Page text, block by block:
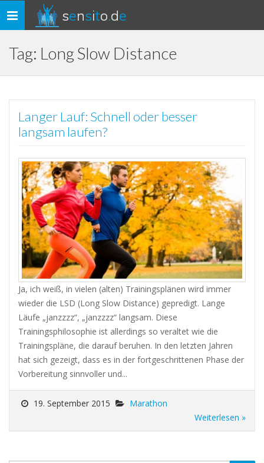
Toggle
navigation
sensito.de
Tag: Long Slow Distance
Langer Lauf: Schnell oder besser
langsam laufen?
Ja, ich weiß, in vielen (alten) Trainingsplänen wird immer
wieder die LSD (Long Slow Distance) gepredigt. Lange
Läufe „janzzzz“, „janzzzz“ langsam. Diese
Trainingsphilosophie ist allerdings so veraltet wie die
Trainingspläne, die darauf beruhen. In den letzten Jahren
hat sich gezeigt, dass es in der fortgeschrittenen Phase der
Vorbereitung sinnvoller und...
19. September 2015
Marathon
Weiterlesen »